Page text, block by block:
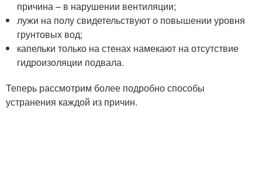
причина – в нарушении вентиляции;
лужи на полу свидетельствуют о повышении уровня
грунтовых вод;
капельки только на стенах намекают на отсутствие
гидроизоляции подвала.
Теперь рассмотрим более подробно способы
устранения каждой из причин.